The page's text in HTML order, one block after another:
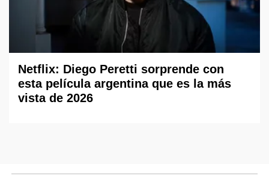
Netflix: Diego Peretti sorprende con
esta película argentina que es la más
vista de 2026